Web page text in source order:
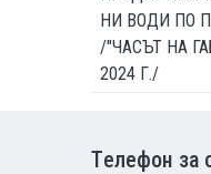
НИ ВОДИ ПО
/"ЧАСЪТ НА
2024 Г./
Tелефон за